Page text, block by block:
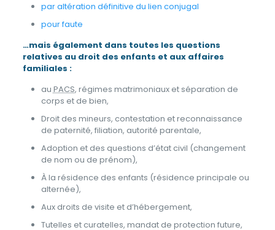
par altération définitive du lien conjugal
pour faute
…mais également dans toutes les questions
relatives au droit des enfants et aux affaires
familiales :
au PACS, régimes matrimoniaux et séparation de
corps et de bien,
Droit des mineurs, contestation et reconnaissance
de paternité, filiation, autorité parentale,
Adoption et des questions d’état civil (changement
de nom ou de prénom),
À la résidence des enfants (résidence principale ou
alternée),
Aux droits de visite et d’hébergement,
Tutelles et curatelles, mandat de protection future,